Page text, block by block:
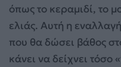
όπως το κεραμιδί, το
ελιάς. Αυτή η
που θα δώσει βάθος
κάνει να δείχνει τόσο